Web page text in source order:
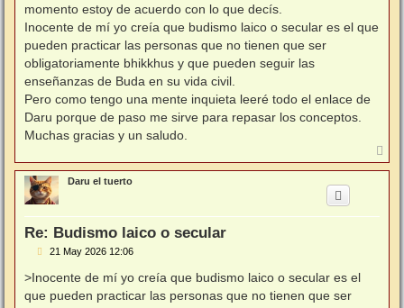
momento estoy de acuerdo con lo que decís.
Inocente de mí yo creía que budismo laico o secular es el que
pueden practicar las personas que no tienen que ser
obligatoriamente bhikkhus y que pueden seguir las
enseñanzas de Buda en su vida civil.
Pero como tengo una mente inquieta leeré todo el enlace de
Daru porque de paso me sirve para repasar los conceptos.
Muchas gracias y un saludo.
r
Daru el tuerto
Re: Budismo laico o secular
M
n
a
21 May 2026 12:06
>Inocente de mí yo creía que budismo laico o secular es el
que pueden practicar las personas que no tienen que ser